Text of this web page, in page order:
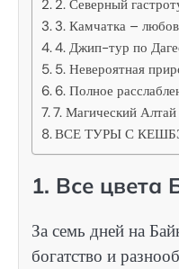
2. Северный
3. Камчатка –
4. Джип-тур по
5. Невероятная
6. Полное
7. Магический Алтай
ВСЕ ТУРЫ С
1. Все цвета
За семь дней на
богатство и